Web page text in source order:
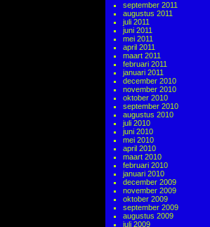
september 2011
augustus 2011
juli 2011
juni 2011
mei 2011
april 2011
maart 2011
februari 2011
januari 2011
december 2010
november 2010
oktober 2010
september 2010
augustus 2010
juli 2010
juni 2010
mei 2010
april 2010
maart 2010
februari 2010
januari 2010
december 2009
november 2009
oktober 2009
september 2009
augustus 2009
juli 2009